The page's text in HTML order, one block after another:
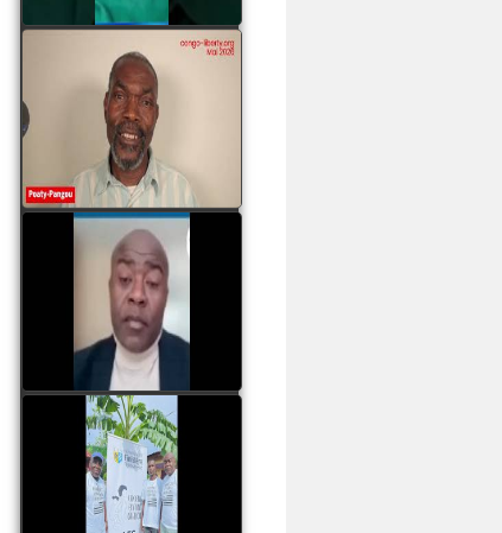
POATY PANGOU
parle de la coquille vide
Collinet Makosso, des
assassinats des jeunes
par Serge OBOA
watch video
Sassou Nguesso est
revenu au pouvoir par
les armes, il ne quittera
le pouvoir que par la
force
watch video
watch video